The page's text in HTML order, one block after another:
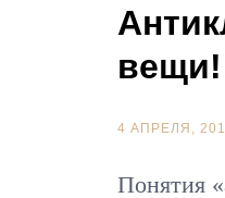
вещи!
4 АПРЕЛЯ,
Понятия